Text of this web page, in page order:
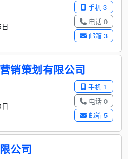
手机 3
电话 0
邮箱 3
销策划有限公司
手机 1
电话 0
邮箱 5
公司